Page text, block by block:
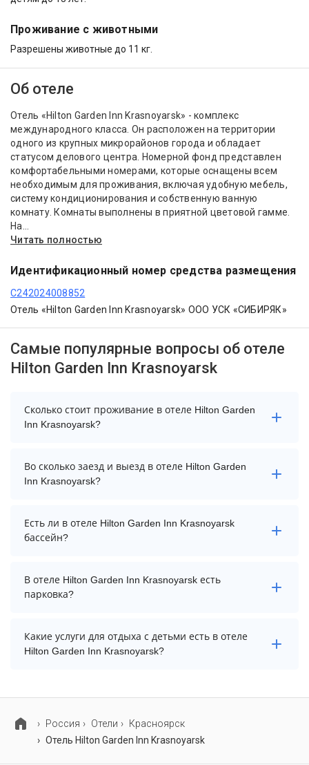
Проживание с животными
Разрешены животные до 11 кг.
Об отеле
Отель «Hilton Garden Inn Krasnoyarsk» - комплекс
международного класса. Он расположен на территории
одного из крупных микрорайонов города и обладает
статусом делового центра. Номерной фонд представлен
комфортабельными номерами, которые оснащены всем
необходимым для проживания, включая удобную мебель,
систему кондиционирования и собственную ванную
комнату. Комнаты выполнены в приятной цветовой гамме.
На...
Читать полностью
Идентификационный номер средства размещения
С242024008852
Отель «Hilton Garden Inn Krasnoyarsk» ООО УСК «СИБИРЯК»
Самые популярные вопросы об отеле
Hilton Garden Inn Krasnoyarsk
Сколько стоит проживание в отеле Hilton Garden
Inn Krasnoyarsk?
Стоимость проживания в отеле Hilton Garden Inn
Krasnoyarsk начинается от 9085 рублей. Чтобы
Во сколько заезд и выезд в отеле Hilton Garden
Inn Krasnoyarsk?
Заезд возможен после 14:00, а выезд необходимо
осуществить до 12:00.
Есть ли в отеле Hilton Garden Inn Krasnoyarsk
бассейн?
В отеле Hilton Garden Inn Krasnoyarsk нет бассейна.
В отеле Hilton Garden Inn Krasnoyarsk есть
парковка?
В отеле Hilton Garden Inn Krasnoyarsk есть парковка,
уточните информацию перед бронированием у
Какие услуги для отдыха с детьми есть в отеле
Hilton Garden Inn Krasnoyarsk?
Россия
Отели
Красноярск
Отель Hilton Garden Inn Krasnoyarsk